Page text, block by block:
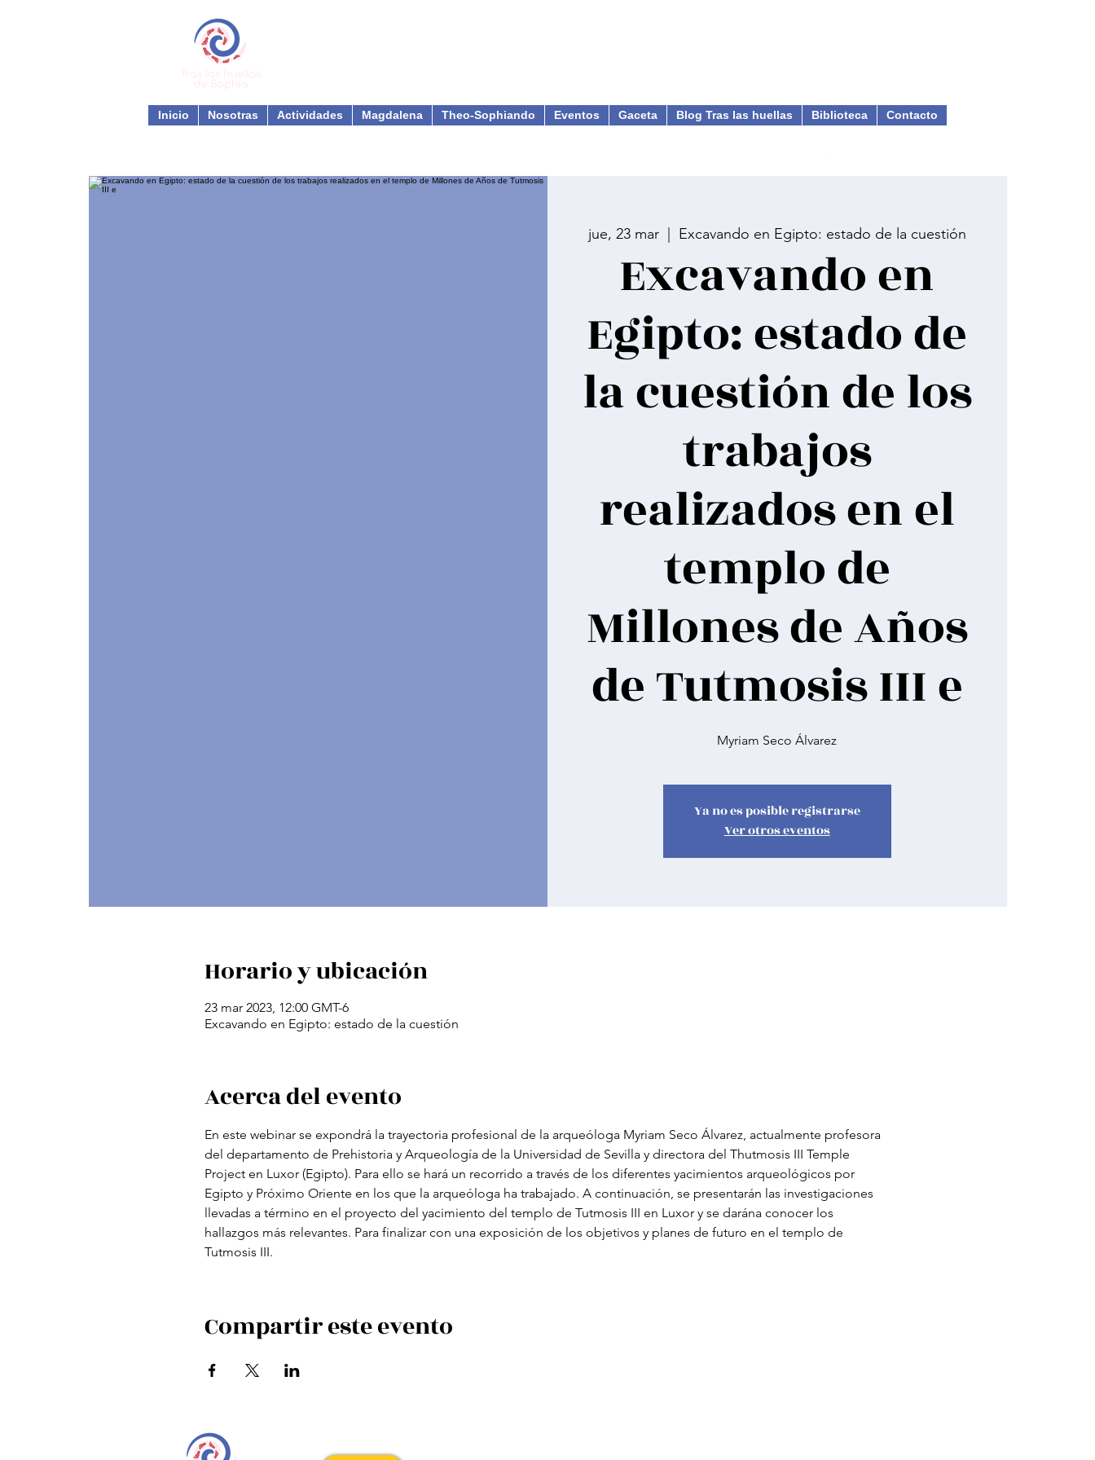
Inicio Nosotras Actividades Magdalena Theo-Sophiando Eventos Gaceta Blog Tras las huellas Biblioteca Contacto
jue, 23 mar
  |
Excavando en Egipto: estado de la cuestión
Excavando en
Egipto: estado de
la cuestión de los
trabajos
realizados en el
templo de
Millones de Años
de Tutmosis III e
Myriam Seco Álvarez
Ya no es posible registrarse
Ver otros eventos
Horario y ubicación
23 mar 2023, 12:00 GMT-6
Excavando en Egipto: estado de la cuestión
Acerca del evento
En este webinar se expondrá la trayectoria profesional de la arqueóloga Myriam Seco Álvarez, actualmente profesora
del departamento de Prehistoria y Arqueología de la Universidad de Sevilla y directora del Thutmosis III Temple
Project en Luxor (Egipto). Para ello se hará un recorrido a través de los diferentes yacimientos arqueológicos por
Egipto y Próximo Oriente en los que la arqueóloga ha trabajado. A continuación, se presentarán las investigaciones
llevadas a término en el proyecto del yacimiento del templo de Tutmosis III en Luxor y se darána conocer los
hallazgos más relevantes. Para finalizar con una exposición de los objetivos y planes de futuro en el templo de
Tutmosis III.
Compartir este evento